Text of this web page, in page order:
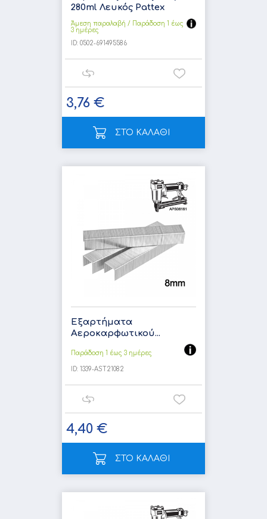
280ml Λευκός Pattex
Άμεση παραλαβή / Παράδoση 1 έως
3 ημέρες
ID: 0502-691495586
3,76 €
ΣΤΟ ΚΑΛΑΘΙ
Εξαρτήματα
Αεροκαρφωτικού...
Παράδοση 1 έως 3 ημέρες
ID: 1339-AST21082
4,40 €
ΣΤΟ ΚΑΛΑΘΙ